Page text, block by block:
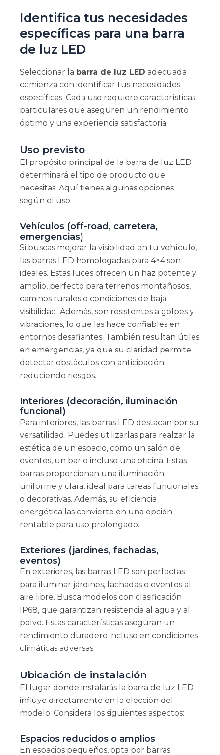
Identifica tus necesidades
específicas para una barra
de luz LED
Seleccionar la barra de luz LED adecuada
comienza con identificar tus necesidades
específicas. Cada uso requiere características
particulares que aseguren un rendimiento
óptimo y una experiencia satisfactoria.
Uso previsto
El propósito principal de la barra de luz LED
determinará el tipo de producto que
necesitas. Aquí tienes algunas opciones
según el uso:
Vehículos (off-road, carretera,
emergencias)
Si buscas mejorar la visibilidad en tu vehículo,
las barras LED homologadas para 4×4 son
ideales. Estas luces ofrecen un haz potente y
amplio, perfecto para terrenos montañosos,
caminos rurales o condiciones de baja
visibilidad. Además, son resistentes a golpes y
vibraciones, lo que las hace confiables en
entornos desafiantes. También resultan útiles
en emergencias, ya que su claridad permite
detectar obstáculos con anticipación,
reduciendo riesgos.
Interiores (decoración, iluminación
funcional)
Para interiores, las barras LED destacan por su
versatilidad. Puedes utilizarlas para realzar la
estética de un espacio, como un salón de
eventos, un bar o incluso una oficina. Estas
barras proporcionan una iluminación
uniforme y clara, ideal para tareas funcionales
o decorativas. Además, su eficiencia
energética las convierte en una opción
rentable para uso prolongado.
Exteriores (jardines, fachadas,
eventos)
En exteriores, las barras LED son perfectas
para iluminar jardines, fachadas o eventos al
aire libre. Busca modelos con clasificación
IP68, que garantizan resistencia al agua y al
polvo. Estas características aseguran un
rendimiento duradero incluso en condiciones
climáticas adversas.
Ubicación de instalación
El lugar donde instalarás la barra de luz LED
influye directamente en la elección del
modelo. Considera los siguientes aspectos:
Espacios reducidos o amplios
En espacios pequeños, opta por barras